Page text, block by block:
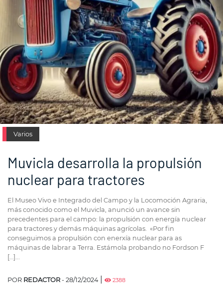
Varios
Muvicla desarrolla la propulsión
nuclear para tractores
El Museo Vivo e Integrado del Campo y la Locomoción Agraria,
más conocido como el Muvicla, anunció un avance sin
precedentes para el campo: la propulsión con energía nuclear
para tractores y demás máquinas agrícolas. «Por fin
conseguimos a propulsión con enerxía nuclear para as
máquinas de labrar a Terra. Estámola probando no Fordson F
[…]...
POR REDACTOR - 28/12/2024| 2388